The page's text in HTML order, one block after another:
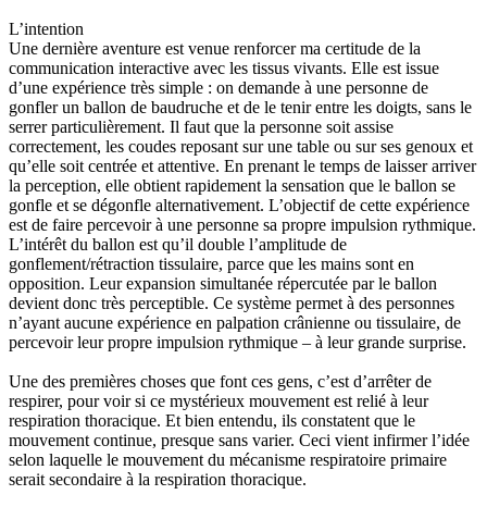
L’intention
Une dernière aventure est venue renforcer ma certitude de la
communication interactive avec les tissus vivants. Elle est issue
d’une expérience très simple : on demande à une personne de
gonfler un ballon de baudruche et de le tenir entre les doigts, sans le
serrer particulièrement. Il faut que la personne soit assise
correctement, les coudes reposant sur une table ou sur ses genoux et
qu’elle soit centrée et attentive. En prenant le temps de laisser arriver
la perception, elle obtient rapidement la sensation que le ballon se
gonfle et se dégonfle alternativement. L’objectif de cette expérience
est de faire percevoir à une personne sa propre impulsion rythmique.
L’intérêt du ballon est qu’il double l’amplitude de
gonflement/rétraction tissulaire, parce que les mains sont en
opposition. Leur expansion simultanée répercutée par le ballon
devient donc très perceptible. Ce système permet à des personnes
n’ayant aucune expérience en palpation crânienne ou tissulaire, de
percevoir leur propre impulsion rythmique – à leur grande surprise.
Une des premières choses que font ces gens, c’est d’arrêter de
respirer, pour voir si ce mystérieux mouvement est relié à leur
respiration thoracique. Et bien entendu, ils constatent que le
mouvement continue, presque sans varier. Ceci vient infirmer l’idée
selon laquelle le mouvement du mécanisme respiratoire primaire
serait secondaire à la respiration thoracique.